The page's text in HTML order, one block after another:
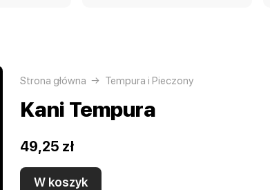
Strona główna Tempura i Pieczony
Kani Tempura
49,25 zł
W koszyk